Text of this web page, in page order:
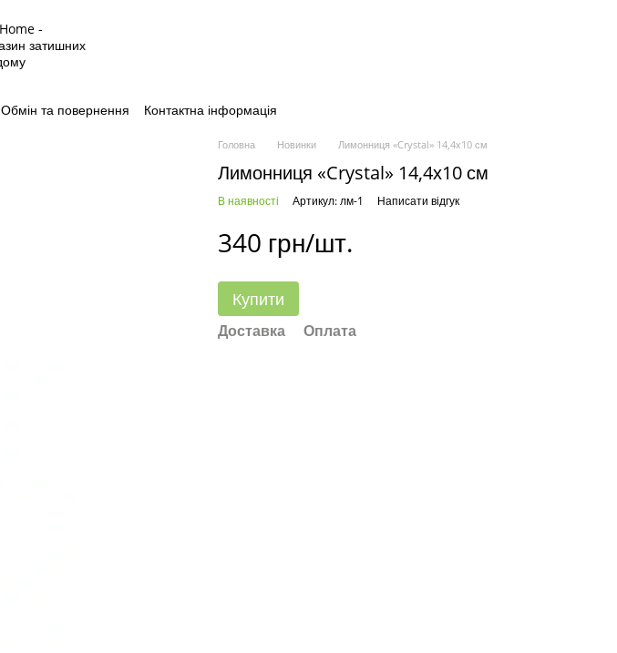
Обмін та повернення Контактна інформація
Головна Новинки Лимонниця «Crystal» 14,4х10 см
Лимонниця «Crystal» 14,4х10 см
В наявності Артикул: лм-1 Написати відгук
340 грн/шт.
Купити
Доставка Оплата